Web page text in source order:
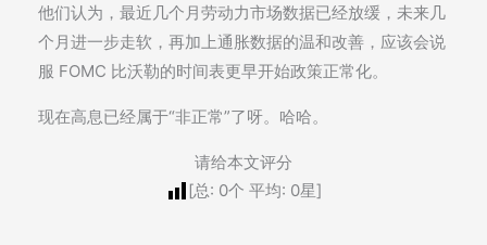
他们认为，最近几个月劳动力市场数据已经放缓，未来几
个月进一步走软，再加上通胀数据的温和改善，应该会说
服 FOMC 比沃勒的时间表更早开始政策正常化。
现在高息已经属于“非正常”了呀。哈哈。
请给本文评分
[总: 0个 平均: 0星]